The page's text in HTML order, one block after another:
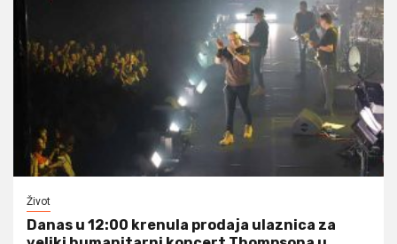
Život
Danas u 12:00 krenula prodaja ulaznica za